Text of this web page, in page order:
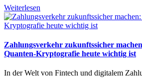
Weiterlesen
Zahlungsverkehr zukunftssicher
Quanten-Kryptografie heute wichtig ist
In der Welt von Fintech und digitalem